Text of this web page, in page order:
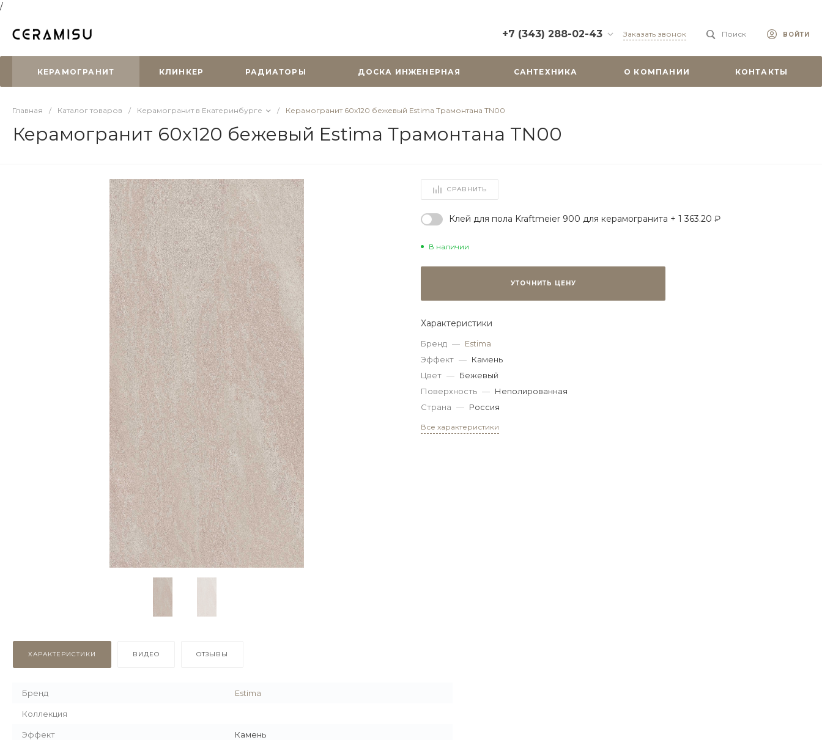
/
+7 (343) 288-02-43
г. Екатеринбург, ул.
Горького, д. 51
zakaz@ceramisu.shop
+7 (343) 319-08-18
Заказать звонок Поиск ВОЙТИ
КЕРАМОГРАНИТ КЛИНКЕР РАДИАТОРЫ ДОСКА ИНЖЕНЕРНАЯ САНТЕХНИКА О КОМПАНИИ КОНТАКТЫ
Главная / Каталог товаров / Керамогранит в Екатеринбурге / Керамогранит 60х120 бежевый Estima Трамонтана TN00
Керамогранит 60х120 бежевый Estima Трамонтана TN00
СРАВНИТЬ
Клей для пола Kraftmeier 900 для керамогранита + 1 363.20 ₽
В наличии
УТОЧНИТЬ ЦЕНУ
Характеристики
Бренд — Estima
Эффект — Камень
Цвет — Бежевый
Поверхность — Неполированная
Страна — Россия
Все характеристики
ХАРАКТЕРИСТИКИ ВИДЕО ОТЗЫВЫ
Бренд Estima
Коллекция
Эффект Камень